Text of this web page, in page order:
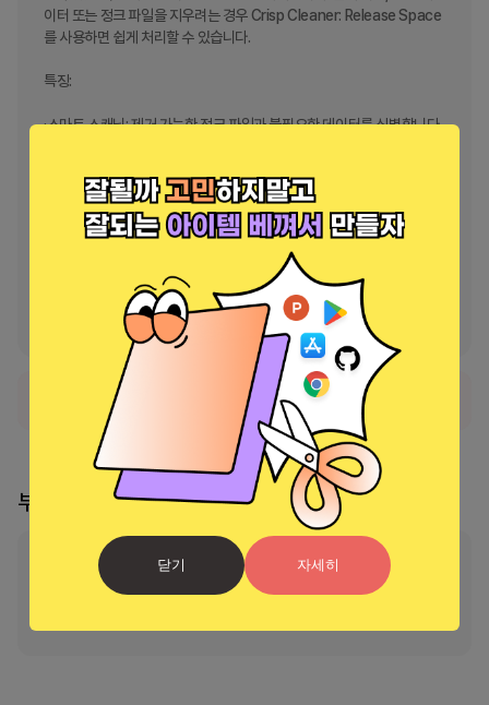
닫기 자세히
이터 또는 정크 파일을 지우려는 경우 Crisp Cleaner: Release Space
를 사용하면 쉽게 처리할 수 있습니다.
특징:
·스마트 스캐닝: 제거 가능한 정크 파일과 불필요한 데이터를 식별합니다.
·사용자 친화적인 인터페이스: 모든 사용자에게 적합한 간단하고 직관적
인 디자인.
·효율적인 성능: 최소한의 시스템 리소스 사용으로 빠른 청소를 보장합니
지금 Crisp Cleaner: Release Space를 다운로드하여 탁월한 청소 경
험을 즐겨보세요!
정식 서비스로 출시되었습니다.
부스 리더
부스의 리더가 지정되지 않았습니다